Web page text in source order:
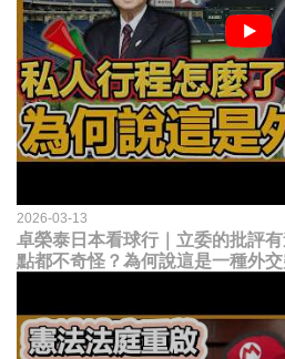
2026-03-13
卓榮泰日本看球行｜立委的批評
點都不奇怪？為何說這是一種外交